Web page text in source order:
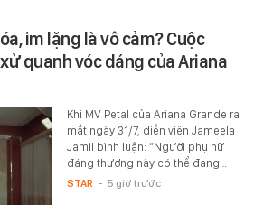
im lặng là vô cảm? Cuộc
quanh vóc dáng của Ariana
Khi MV Petal của Ariana Grande ra
mắt ngày 31/7, diễn viên Jameela
Jamil bình luận: “Người phụ nữ
đáng thương này có thể đang…
STAR - 5 giờ trước